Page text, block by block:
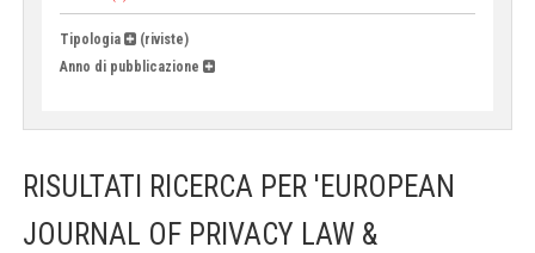
Tipologia
(riviste)
Anno di pubblicazione
RISULTATI RICERCA PER 'EUROPEAN
JOURNAL OF PRIVACY LAW &